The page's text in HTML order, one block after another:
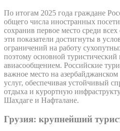
По итогам 2025 года граждане
общего числа иностранных
сохранив первое место среди
эти показатели достигнуты в
ограничений на работу
поэтому основной туристический
авиасообщением. Российские
важное место на
услуг, обеспечивая устойчивый
отдыха и курортную
Шахдаге и Нафталане.
Грузия: крупнейший